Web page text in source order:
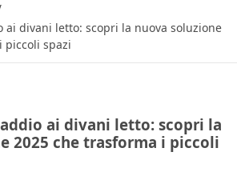
ai divani letto: scopri la nuova soluzione
piccoli spazi
ai divani letto: scopri la
2025 che trasforma i piccoli